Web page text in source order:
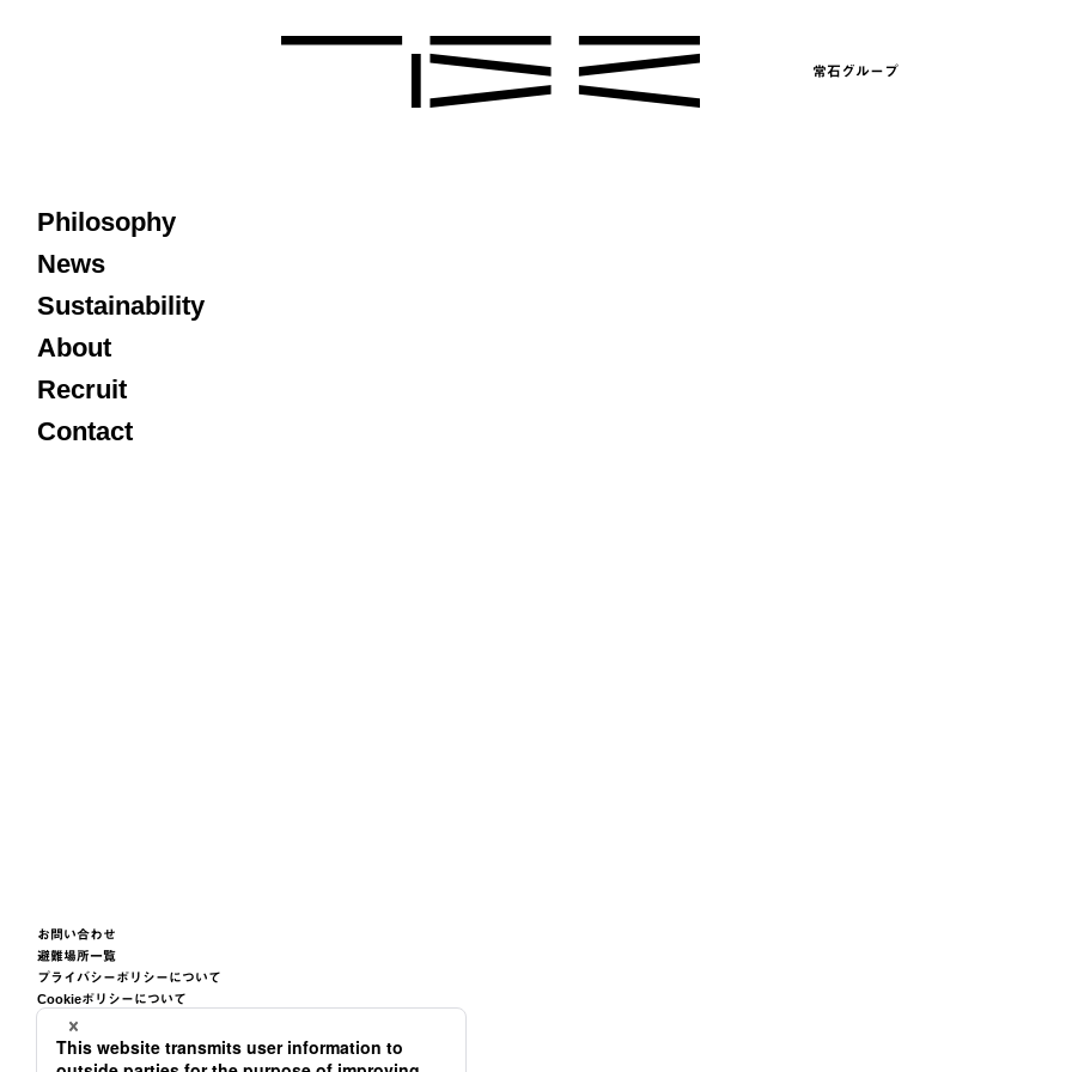
常石グループ
Philosophy
News
Sustainability
About
Recruit
Contact
お問い合わせ
避難場所一覧
プライバシーポリシーについて
Cookieポリシーについて
サイトご利用条件について
サイトマップ